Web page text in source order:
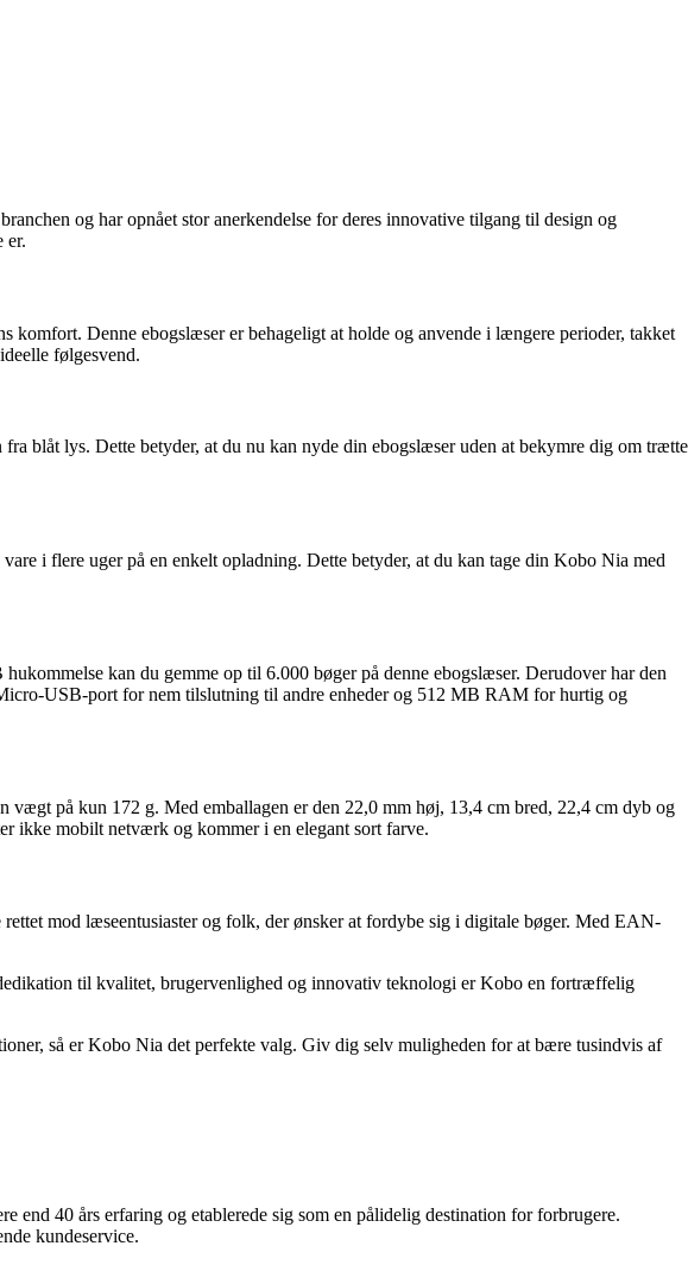
og har opnået stor anerkendelse for deres innovative tilgang til design og
er.
Denne ebogslæser er behageligt at holde og anvende i længere perioder, takket
følgesvend.
blåt lys. Dette betyder, at du nu kan nyde din ebogslæser uden at bekymre dig om trætte
i flere uger på en enkelt opladning. Dette betyder, at du kan tage din Kobo Nia med
kan du gemme op til 6.000 bøger på denne ebogslæser. Derudover har den
USB-port for nem tilslutning til andre enheder og 512 MB RAM for hurtig og
på kun 172 g. Med emballagen er den 22,0 mm høj, 13,4 cm bred, 22,4 cm dyb og
ikke mobilt netværk og kommer i en elegant sort farve.
mod læseentusiaster og folk, der ønsker at fordybe sig i digitale bøger. Med EAN-
til kvalitet, brugervenlighed og innovativ teknologi er Kobo en fortræffelig
så er Kobo Nia det perfekte valg. Giv dig selv muligheden for at bære tusindvis af
end 40 års erfaring og etablerede sig som en pålidelig destination for forbrugere.
kundeservice.